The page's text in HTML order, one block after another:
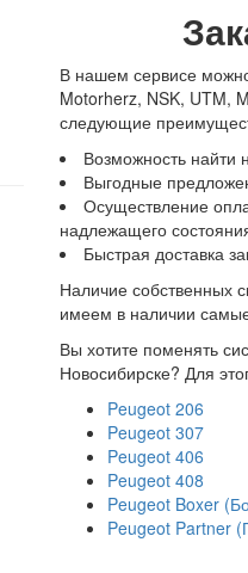
В нашем сервисе
Motorherz, NSK, UTM,
следующие
Возможность найти
Выгодные
Осуществление
надлежащего
Быстрая доставка
Наличие собственных
имеем в наличии
Вы хотите поменять
Новосибирске? Для
Peugeot 206
Peugeot 307
Peugeot 406
Peugeot 408
Peugeot Boxer
Peugeot Partner